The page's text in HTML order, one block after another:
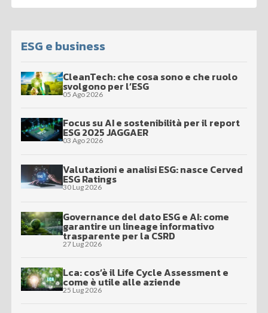
ESG e business
CleanTech: che cosa sono e che ruolo
svolgono per l’ESG
05 Ago 2026
Focus su AI e sostenibilità per il report
ESG 2025 JAGGAER
03 Ago 2026
Valutazioni e analisi ESG: nasce Cerved
ESG Ratings
30 Lug 2026
Governance del dato ESG e AI: come
garantire un lineage informativo
trasparente per la CSRD
27 Lug 2026
Lca: cos’è il Life Cycle Assessment e
come è utile alle aziende
25 Lug 2026